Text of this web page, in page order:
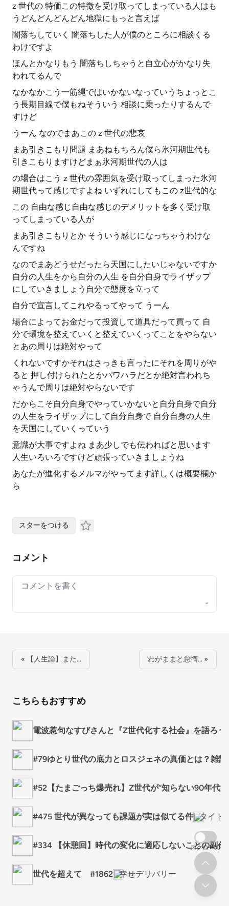
z 世代の 特価この特徴を受け取ってしまっている人はも
うどんどんどんどん地獄にもっと言えば
闇落ちしていく 闇落ちした人が僕のところに相談くる
わけですよ
ほんとかなりもう 闇落ちしちゃうと自立心がかなり失
われてるんで
なかなかこう一筋縄ではいかないなっていうちょっとこ
う長期目線で僕もねそういう 相談に乗ったりするんで
すけど
うーん なのでまあこの z 世代の悲哀
まあ引きこもり問題 まあねもちろん僕ら氷河期世代も
引きこもりますけどまぁ氷河期世代の人は
の場合はこう z 世代の雰囲気を受け取ってしまった氷河
期世代って感じですよね いずれにしてもこの z世代的な
この 自由な感じ自由な感じのデメリットを多く受け取
ってしまっている人が
まあ引きこもりとか そういう感じになっちゃうわけな
んですね
なのでまあどうせだったら天国にしたいじゃないですか
自分の人生をから自分の人生 を自分自身でライザップ
にしていきましょう自分で態度を立って
自分で宣言してこれやるってやって うーん
場合によってお金だって投資して道具だって買って 自
分で環境を整えていくと整えていくってことをやらない
とあの周りは絶対やって
くれないですかそれはさっきも言ったにそれを周りがや
ると 押し付けられたとかパワハラだとか絶対言われち
ゃうんで周りは絶対やらないです
だからこそ自分自身でやっていかないと自分自身で自分
の人生をライザップにして自分自身で 自分自身の人生
を天国にしていくっていう
意識が大事ですよね まあ少しでも伝わればと思います
人生いろいろですけど頑張っていきましょうね
あなたが進化するメルマがやってます詳しくは概要欄か
ら
スターをつける
コメント
Your comment
« 【人生論】また… わがままと怠惰… »
こちらもおすすめ
電波惹句なすびさんと『Z世代化する社会』を語ろ
#79ゆとり世代の底力とロスジェネの真価とは？雑
#52【たまごっち爆売れ】Z世代が“知らない90年代
#475 世代が異なっても課題が実は似てる件 タイト
#334 【休憩回】時代の変化に適応しないことの副作
世代を超えて #1862 幸せデリバリー
スクロール